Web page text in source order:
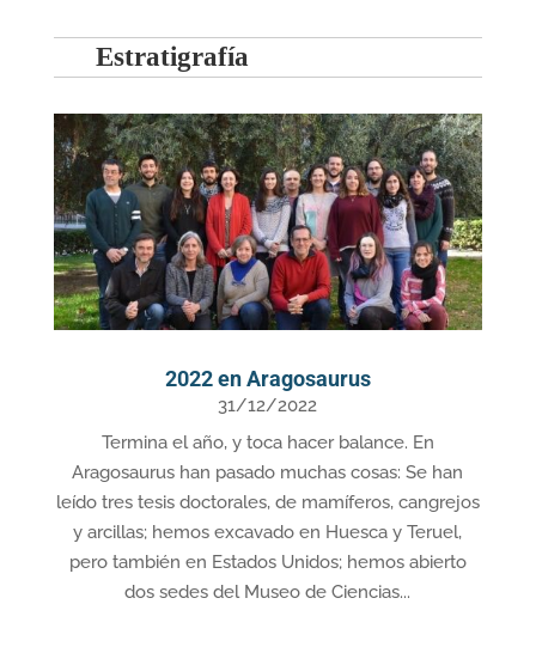
Estratigrafía
2022 en Aragosaurus
31/12/2022
Termina el año, y toca hacer balance. En
Aragosaurus han pasado muchas cosas: Se han
leído tres tesis doctorales, de mamíferos, cangrejos
y arcillas; hemos excavado en Huesca y Teruel,
pero también en Estados Unidos; hemos abierto
dos sedes del Museo de Ciencias...